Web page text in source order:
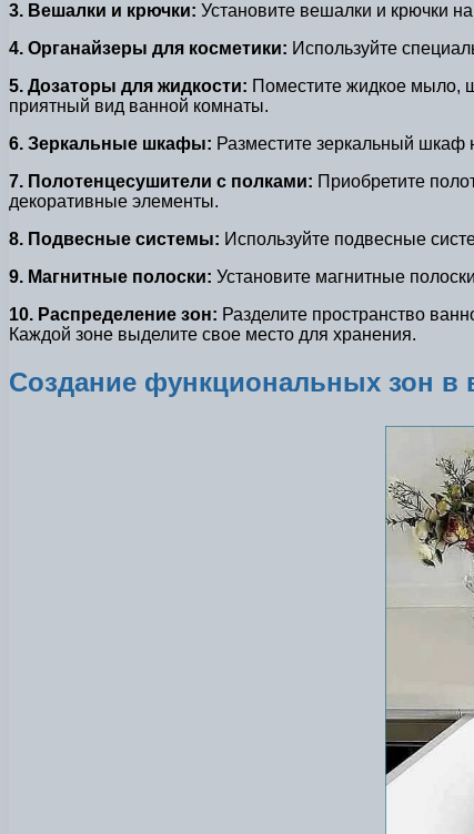
3. Вешалки и крючки: Установите вешалки и крючки
4. Органайзеры для косметики: Используйте
5. Дозаторы для жидкости: Поместите жидкое мыло,
приятный вид ванной комнаты.
6. Зеркальные шкафы: Разместите зеркальный шкаф
7. Полотенцесушители с полками: Приобретите
декоративные элементы.
8. Подвесные системы: Используйте подвесные
9. Магнитные полоски: Установите магнитные
10. Распределение зон: Разделите пространство
Каждой зоне выделите свое место для хранения.
Создание функциональных зон в